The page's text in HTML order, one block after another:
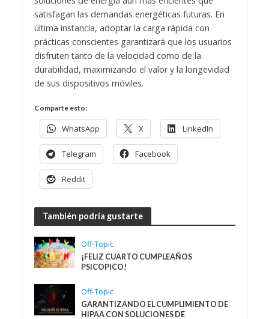
satisfagan las demandas energéticas futuras. En
última instancia, adoptar la carga rápida con
prácticas conscientes garantizará que los usuarios
disfruten tanto de la velocidad como de la
durabilidad, maximizando el valor y la longevidad
de sus dispositivos móviles.
Comparte esto:
WhatsApp X LinkedIn
Telegram Facebook
Reddit
También podría gustarte
Off-Topic
¡FELIZ CUARTO CUMPLEAÑOS
PSICOPICO!
Off-Topic
GARANTIZANDO EL CUMPLIMIENTO DE
HIPAA CON SOLUCIONES DE